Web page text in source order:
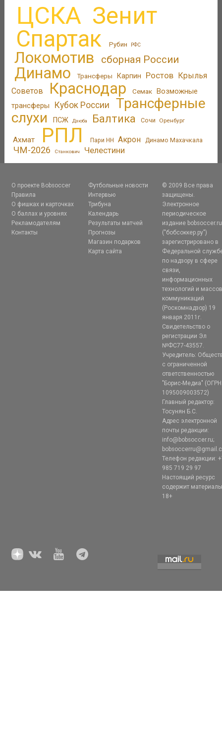
ЦСКА Зенит
Спартак Рубин РФС
Локомотив сборная России
Динамо Трансферы Карпин Ростов Крылья
Советов
Краснодар Семак Возможные
трансферы
Кубок России
Трансферные
слухи
ПСЖ Дзюба Балтика Сочи Оренбург
Ахмат РПЛ Пари НН Акрон Динамо Махачкала
ЧМ-2026 Станкович Челестини
О проекте Bobsoccer
Правила
О фишках и карточках
О баллах и уровнях
Рекламодателям
Контакты
Футбольные новости
Интервью
Трибуна
Календарь
Результаты матчей
Прогнозы
Магазин подарков
Карта сайта
© 2009 Все права
защищены.
Электронное
периодическое
издание bobsoccer.ru
("бобсоккер.ру")
зарегистрировано в
Федеральной
по надзору в сфере
связи,
информационных
технологий и
коммуникаций
(Роскомнадзор) 19
января 2011г.
Свидетельство о
регистрации Эл
№ФС77-43557.
Учредитель:
с ограниченной
ответственностью
"Борис-Медиа" (ОГРН
1095009003572)
Главный редактор:
Тосунян Б.С.
Адрес электронной
почты редакции:
info@bobsoccer.ru;
Телефон редакции:
985 719 29 97
Настоящий ресурс
содержит
18+